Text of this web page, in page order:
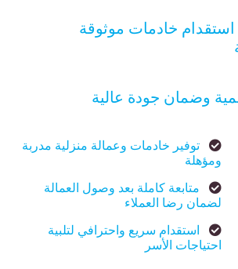
خادمات موثوقة
وضمان جودة عالية
توفير خادمات وعمالة منزلية مدربة
ومؤهلة
متابعة كاملة بعد وصول العمالة
لضمان رضا العملاء
استقدام سريع واحترافي لتلبية
احتياجات الأسر